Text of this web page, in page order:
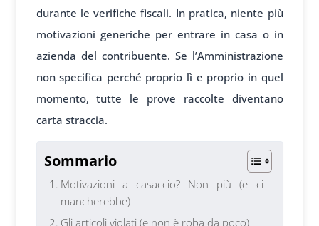
durante le verifiche fiscali. In pratica, niente più
motivazioni generiche per entrare in casa o in
azienda del contribuente. Se l’Amministrazione
non specifica perché proprio lì e proprio in quel
momento, tutte le prove raccolte diventano
carta straccia.
Sommario
Motivazioni a casaccio? Non più (e ci
mancherebbe)
Gli articoli violati (e non è roba da poco)